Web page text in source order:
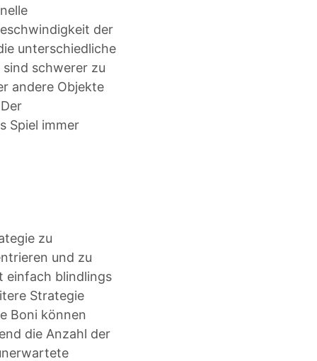
der
unterschiedliche
sind schwerer zu
andere Objekte
Spiel immer
zu
und zu
einfach blindlings
Strategie
Boni können
die Anzahl der